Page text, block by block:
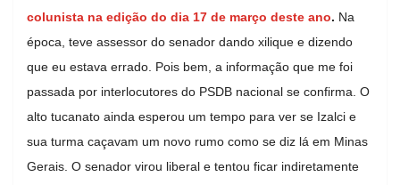
colunista na edição do dia 17 de março deste ano. Na
época, teve assessor do senador dando xilique e dizendo
que eu estava errado. Pois bem, a informação que me foi
passada por interlocutores do PSDB nacional se confirma. O
alto tucanato ainda esperou um tempo para ver se Izalci e
sua turma caçavam um novo rumo como se diz lá em Minas
Gerais. O senador virou liberal e tentou ficar indiretamente